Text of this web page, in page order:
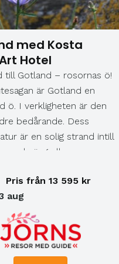
med Kosta
Hotel
till Gotland – rosornas ö!
är Gotland en
ö. I verkligheten är den
bedårande. Dess
är en solig strand intill
äng eller en
öppen åker eller en
Den är höga orubbliga
eller mjuka
vallmofält. Den är och
man själv uppskattar
Vi avslutar resan på
Pris från 13 595 kr
aug